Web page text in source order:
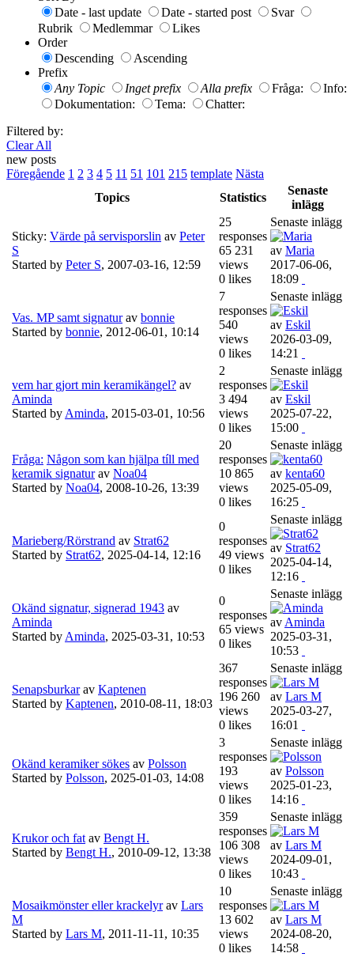
Date - last update
Date - started post
Svar
Rubrik
Medlemmar
Likes
Order
Descending
Ascending
Prefix
Any Topic
Inget prefix Alla prefix Fråga:
Info:
Dokumentation:
Tema:
Chatter:
Filtered by:
Clear All
new posts
Föregående 1 2 3 4 5 11 51 101 215 template Nästa
Topics
Statistics
Senaste
inlägg
Sticky: Värde på servisporslin av Peter
S
Started by Peter S, 2007-03-16, 12:59
25
responses
65 231
views
0 likes
Senaste inlägg
av Maria
2017-06-06,
18:09
Vas. MP samt signatur av bonnie
Started by bonnie, 2012-06-01, 10:14
7
responses
540
views
0 likes
Senaste inlägg
av Eskil
2026-03-09,
14:21
vem har gjort min keramikängel? av
Aminda
Started by Aminda, 2015-03-01, 10:56
2
responses
3 494
views
0 likes
Senaste inlägg
av Eskil
2025-07-22,
15:00
Fråga: Någon som kan hjälpa tíll med
keramik signatur av Noa04
Started by Noa04, 2008-10-26, 13:39
20
responses
10 865
views
0 likes
Senaste inlägg
av kenta60
2025-05-09,
16:25
Marieberg/Rörstrand av Strat62
Started by Strat62, 2025-04-14, 12:16
0
responses
49 views
0 likes
Senaste inlägg
av Strat62
2025-04-14,
12:16
Okänd signatur, signerad 1943 av
Aminda
Started by Aminda, 2025-03-31, 10:53
0
responses
65 views
0 likes
Senaste inlägg
av Aminda
2025-03-31,
10:53
Senapsburkar av Kaptenen
Started by Kaptenen, 2010-08-11, 18:03
367
responses
196 260
views
0 likes
Senaste inlägg
av Lars M
2025-03-27,
16:01
Okänd keramiker sökes av Polsson
Started by Polsson, 2025-01-03, 14:08
3
responses
193
views
0 likes
Senaste inlägg
av Polsson
2025-01-23,
14:16
Krukor och fat av Bengt H.
Started by Bengt H., 2010-09-12, 13:38
359
responses
106 308
views
0 likes
Senaste inlägg
av Lars M
2024-09-01,
10:43
Mosaikmönster eller krackelyr av Lars
M
Started by Lars M, 2011-11-11, 10:35
10
responses
13 602
views
0 likes
Senaste inlägg
av Lars M
2024-08-20,
14:58